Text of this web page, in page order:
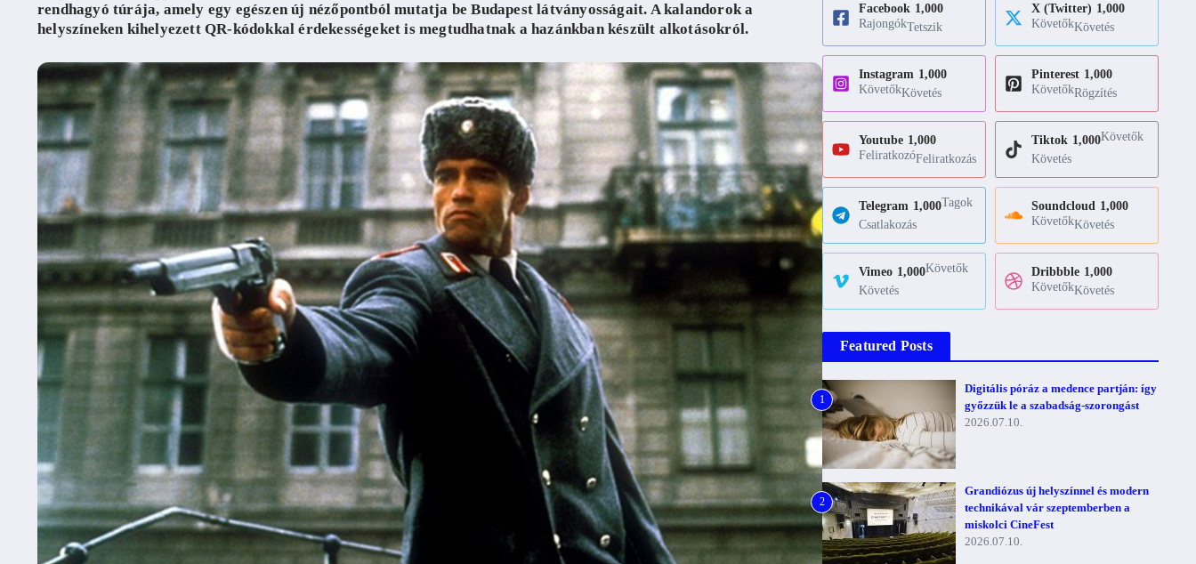
rendhagyó túrája, amely egy egészen új nézőpontból mutatja be Budapest látványosságait. A kalandorok a
helyszíneken kihelyezett QR-kódokkal érdekességeket is megtudhatnak a hazánkban készült alkotásokról.
Facebook 1,000
RajongókTetszik
X (Twitter) 1,000
KövetőkKövetés
Instagram 1,000
KövetőkKövetés
Pinterest 1,000
KövetőkRögzítés
Youtube 1,000
FeliratkozóFeliratkozás
Tiktok 1,000Követők
Követés
Telegram 1,000Tagok
Csatlakozás
Soundcloud 1,000
KövetőkKövetés
Vimeo 1,000Követők
Követés
Dribbble 1,000
KövetőkKövetés
Featured Posts
1
Digitális póráz a medence partján: így
győzzük le a szabadság-szorongást
2026.07.10.
2
Grandiózus új helyszínnel és modern
technikával vár szeptemberben a
miskolci CineFest
2026.07.10.